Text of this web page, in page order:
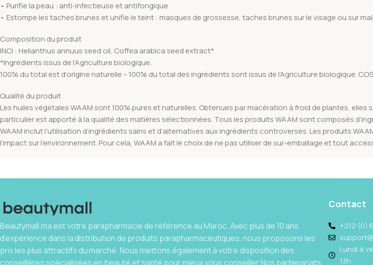
• Purifie la peau : anti-infectieuse et antifongique
• Estompe les taches brunes et unifie le teint : masques de grossesse, taches brunes sur le visage ou sur
Composition du produit
INCI : Helianthus annuus seed oil, Coffea arabica seed extract*
*Ingrédients issus de l’Agriculture biologique.
100% du total est d’origine naturelle – 100% du total des ingrédients sont issus de l’Agriculture biologique.
Qualité du produit
Les huiles végétales WAAM sont 100% pures et naturelles. Obtenues par macération à froid de plantes,
particulier est apporté à la qualité des matières sélectionnées. Tous les produits WAAM sont composés
WAAM inclut l’utilisation d’ingrédients sains et d’alternatives aux ingrédients controversés. Les produits
l’impact sur l’environnement. Pour cela, WAAM a fait le choix de ne pas utiliser de sur-emballage et tout
Beautymall.ma est votre parapharmacie de référence au Maroc. Avec plus de 10 ans
d’expérience dans la distribution de produits parapharmaceutiques, nous proposons les
prix les plus attractifs du marché. Nous mettons également à votre disposition des
conseillères spécialisées en beauté et santé pour mieux vous conseiller.Nos partenariats
Contact
+212 (0)
Lundi à
13h